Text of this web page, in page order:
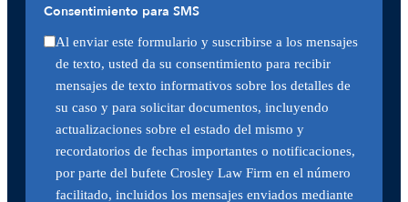
Consentimiento para SMS
Al enviar este formulario y suscribirse a los mensajes
de texto, usted da su consentimiento para recibir
mensajes de texto informativos sobre los detalles de
su caso y para solicitar documentos, incluyendo
actualizaciones sobre el estado del mismo y
recordatorios de fechas importantes o notificaciones,
por parte del bufete Crosley Law Firm en el número
facilitado, incluidos los mensajes enviados mediante